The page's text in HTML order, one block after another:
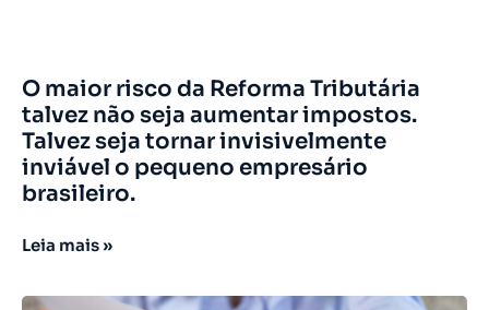
O maior risco da Reforma Tributária
talvez não seja aumentar impostos.
Talvez seja tornar invisivelmente
inviável o pequeno empresário
brasileiro.
Leia mais »